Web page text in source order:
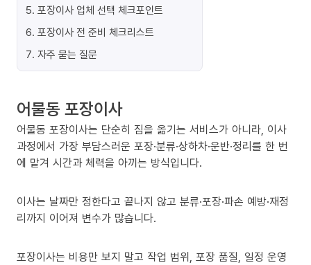
5. 포장이사 업체 선택 체크포인트
6. 포장이사 전 준비 체크리스트
7. 자주 묻는 질문
어물동 포장이사
어물동 포장이사는 단순히 짐을 옮기는 서비스가 아니라, 이사
과정에서 가장 부담스러운 포장·분류·상하차·운반·정리를 한 번
에 맡겨 시간과 체력을 아끼는 방식입니다.
이사는 날짜만 정한다고 끝나지 않고 분류·포장·파손 예방·재정
리까지 이어져 변수가 많습니다.
포장이사는 비용만 보지 말고 작업 범위, 포장 품질, 일정 운영